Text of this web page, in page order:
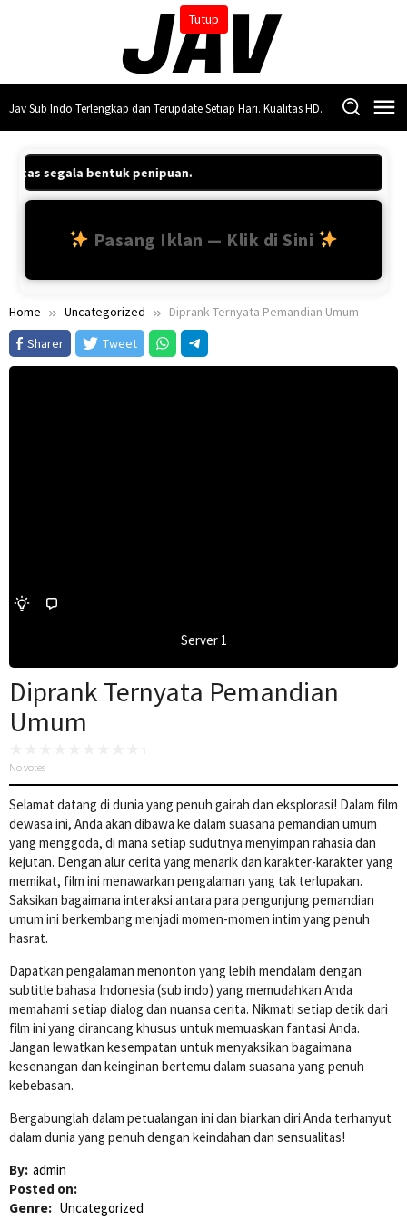
Tutup
Jav Sub Indo Terlengkap dan Terupdate Setiap Hari. Kualitas HD.
segala bentuk penipuan.
Pasang Iklan — Klik di Sini
Home Uncategorized
Diprank Ternyata Pemandian Umum
Sharer
Tweet
Server 1
Diprank Ternyata Pemandian
Umum
No votes
Selamat datang di dunia yang penuh gairah dan eksplorasi! Dalam film
dewasa ini, Anda akan dibawa ke dalam suasana pemandian umum
yang menggoda, di mana setiap sudutnya menyimpan rahasia dan
kejutan. Dengan alur cerita yang menarik dan karakter-karakter yang
memikat, film ini menawarkan pengalaman yang tak terlupakan.
Saksikan bagaimana interaksi antara para pengunjung pemandian
umum ini berkembang menjadi momen-momen intim yang penuh
hasrat.
Dapatkan pengalaman menonton yang lebih mendalam dengan
subtitle bahasa Indonesia (sub indo) yang memudahkan Anda
memahami setiap dialog dan nuansa cerita. Nikmati setiap detik dari
film ini yang dirancang khusus untuk memuaskan fantasi Anda.
Jangan lewatkan kesempatan untuk menyaksikan bagaimana
kesenangan dan keinginan bertemu dalam suasana yang penuh
kebebasan.
Bergabunglah dalam petualangan ini dan biarkan diri Anda terhanyut
dalam dunia yang penuh dengan keindahan dan sensualitas!
By: admin
Posted on:
Genre: Uncategorized